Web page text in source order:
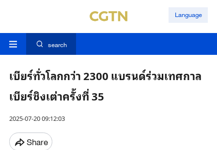
Language
search
เบียร์ทั่วโลกกว่า 2300 แบรนด์ร่วมเทศกาล
เบียร์ชิงเต่าครั้งที่ 35
2025-07-20 09:12:03
Share